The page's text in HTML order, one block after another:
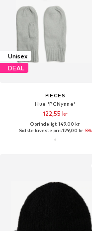
Unisex
DEAL
PIECES
Hue 'PCNynne'
122,55 kr
Oprindeligt: 149,00 kr
Sidste laveste pris:129,00 kr-5%